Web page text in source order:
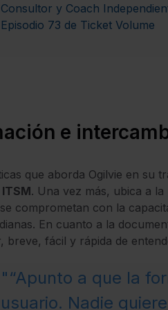
Consultor y Coach
Episodio 73 de Ticket Volume
e
que aborda Ogilvie en su
. Una vez más, ubica a
comprometan con la
En cuanto a la
breve, fácil y rápida de
"“Apunto a que la
usuario. Nadie